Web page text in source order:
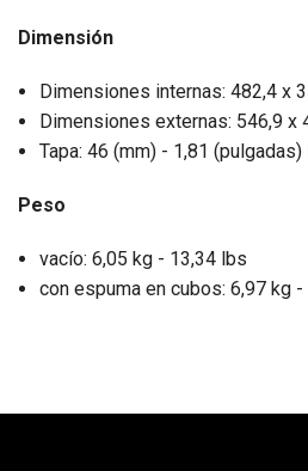
Dimensión
Dimensiones internas: 482,4 x
Dimensiones externas: 546,9 x
Tapa: 46 (mm) - 1,81
Peso
vacío: 6,05 kg - 13,34 lbs
con espuma en cubos: 6,97 kg